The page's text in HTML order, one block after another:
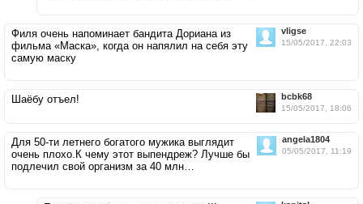
vligse
15/05/2017, 22:03
Филя очень напоминает бандита Дориана из
фильма «Маска», когда он напялил на себя эту
самую маску
bcbk68
15/05/2017, 18:06
Шаёбу отъел!
angela1804
05/05/2017, 11:19
Для 50-ти летнего богатого мужика выглядит
очень плохо.К чему этот выпендреж? Лучше бы
подлечил свой организм за 40 млн…